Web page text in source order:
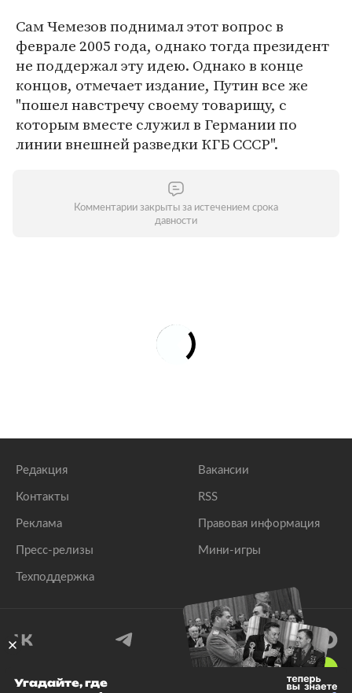
Сам Чемезов поднимал этот вопрос в
феврале 2005 года, однако тогда президент
не поддержал эту идею. Однако в конце
концов, отмечает издание, Путин все же
"пошел навстречу своему товарищу, с
которым вместе служил в Германии по
линии внешней разведки КГБ СССР".
Комментарии закрыты за истечением срока
давности
Редакция
Контакты
Реклама
Пресс-релизы
Техподдержка
Вакансии
RSS
Правовая информация
Мини-игры
Угадайте, где